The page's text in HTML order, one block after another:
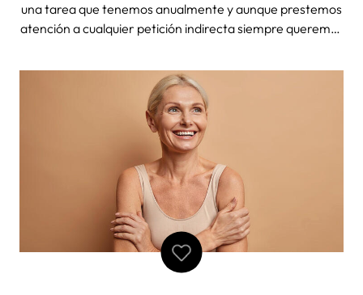
una tarea que tenemos anualmente y aunque prestemos
atención a cualquier petición indirecta siempre queremos
preguntarla y hazla un regalo que la deje con la boca
abierta: regala un dispositiv